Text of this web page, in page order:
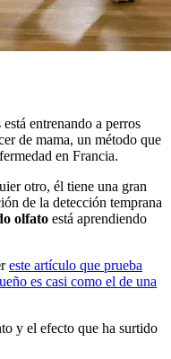
entrenando a perros
de mama, un método que
en Francia.
otro, él tiene una gran
de la detección temprana
olfato está aprendiendo
reste artículo que prueba
es casi como el de una
y el efecto que ha surtido